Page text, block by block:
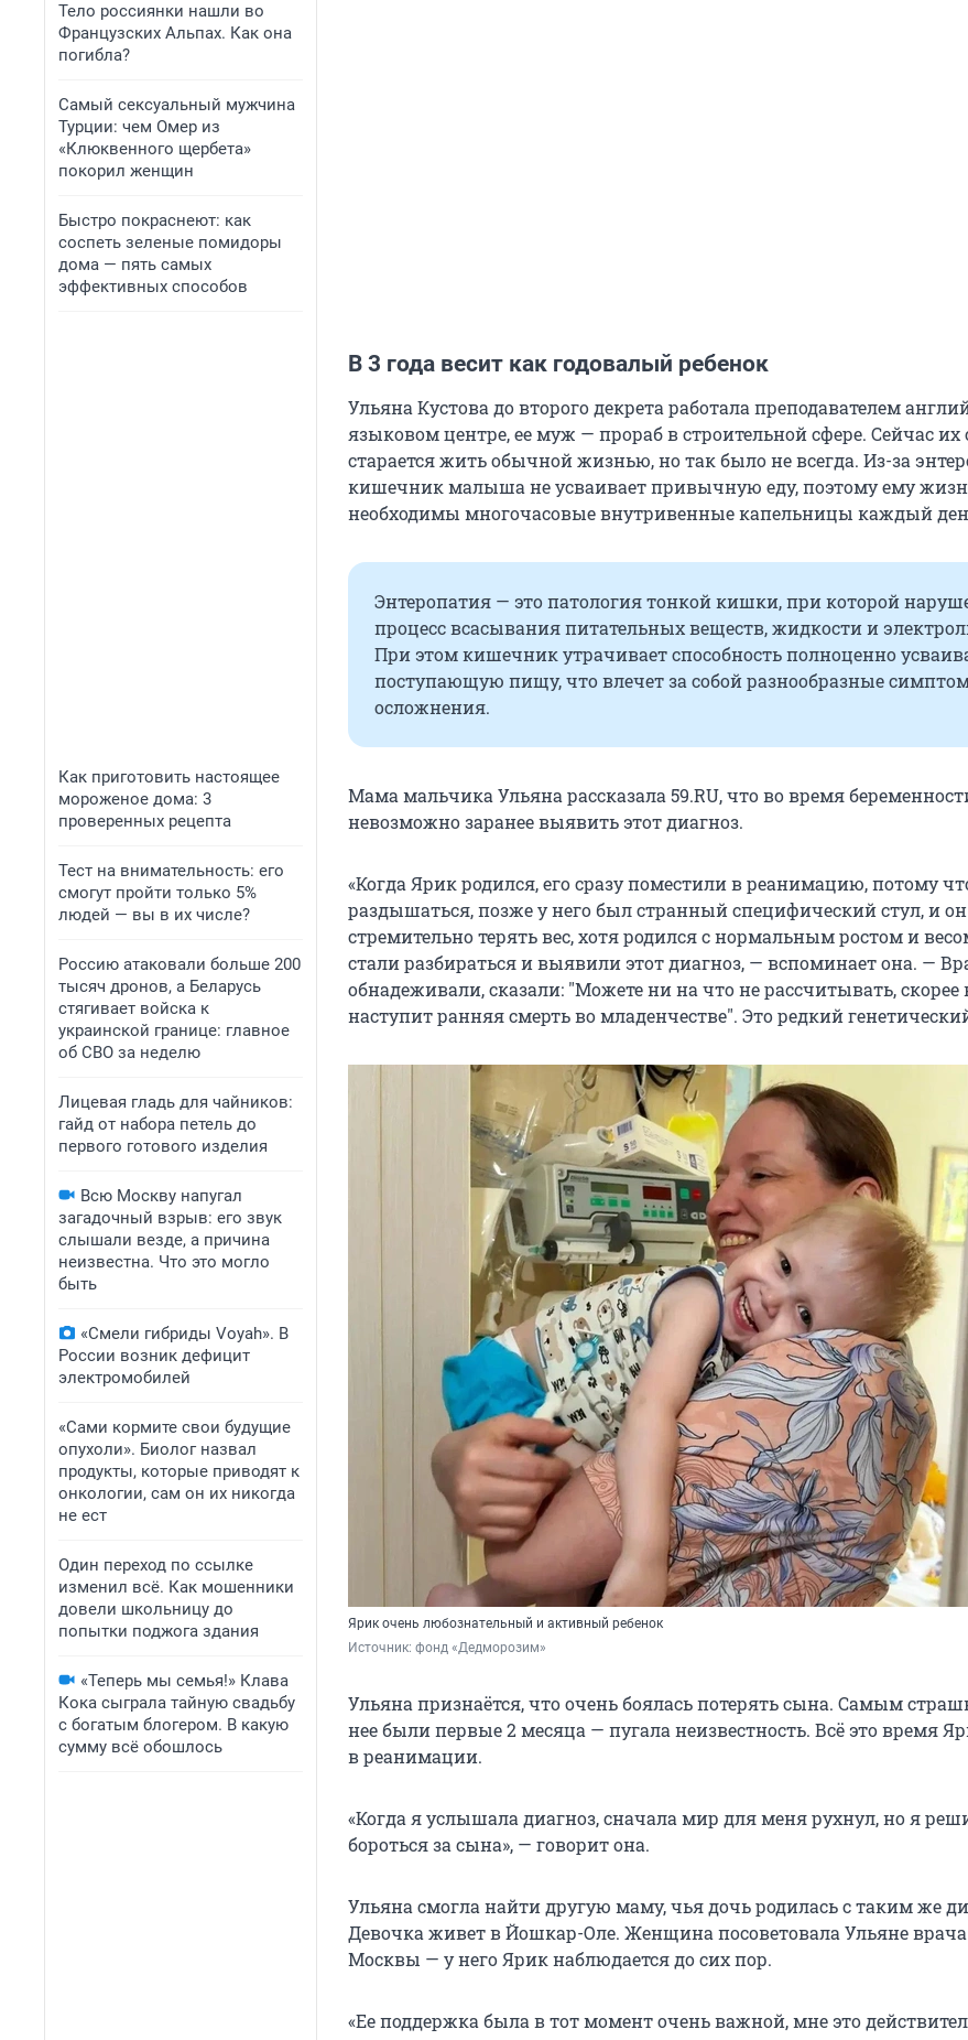
Тело россиянки нашли во
Французских Альпах. Как она
погибла?
Самый сексуальный мужчина
Турции: чем Омер из
«Клюквенного щербета»
покорил женщин
Быстро покраснеют: как
соспеть зеленые помидоры
дома — пять самых
эффективных способов
Как приготовить настоящее
мороженое дома: 3
проверенных рецепта
Тест на внимательность: его
смогут пройти только 5%
людей — вы в их числе?
Россию атаковали больше 200
тысяч дронов, а Беларусь
стягивает войска к
украинской границе: главное
об СВО за неделю
Лицевая гладь для чайников:
гайд от набора петель до
первого готового изделия
Всю Москву напугал
загадочный взрыв: его звук
слышали везде, а причина
неизвестна. Что это могло
быть
«Смели гибриды Voyah». В
России возник дефицит
электромобилей
«Сами кормите свои будущие
опухоли». Биолог назвал
продукты, которые приводят к
онкологии, сам он их никогда
не ест
Один переход по ссылке
изменил всё. Как мошенники
довели школьницу до
попытки поджога здания
«Теперь мы семья!» Клава
Кока сыграла тайную свадьбу
с богатым блогером. В какую
сумму всё обошлось
В 3 года весит как годовалый ребенок
Ульяна Кустова до второго декрета работала преподавателем
языковом центре, ее муж — прораб в строительной сфере. Сейчас
старается жить обычной жизнью, но так было не всегда. Из-за
кишечник малыша не усваивает привычную еду, поэтому ему
необходимы многочасовые внутривенные капельницы каждый
Энтеропатия — это патология тонкой кишки, при которой
процесс всасывания питательных веществ, жидкости и
При этом кишечник утрачивает способность полноценно
поступающую пищу, что влечет за собой разнообразные
осложнения.
Мама мальчика Ульяна рассказала 59.RU, что во время
невозможно заранее выявить этот диагноз.
«Когда Ярик родился, его сразу поместили в реанимацию, потому
раздышаться, позже у него был странный специфический стул, и он
стремительно терять вес, хотя родился с нормальным ростом и
стали разбираться и выявили этот диагноз, — вспоминает она. —
обнадеживали, сказали: "Можете ни на что не рассчитывать, скорее
наступит ранняя смерть во младенчестве". Это редкий
Ярик очень любознательный и активный ребенок
Источник: фонд «Дедморозим»
Ульяна признаётся, что очень боялась потерять сына. Самым
нее были первые 2 месяца — пугала неизвестность. Всё это время
в реанимации.
«Когда я услышала диагноз, сначала мир для меня рухнул, но я
бороться за сына», — говорит она.
Ульяна смогла найти другую маму, чья дочь родилась с таким же
Девочка живет в Йошкар-Оле. Женщина посоветовала Ульяне
Москвы — у него Ярик наблюдается до сих пор.
«Ее поддержка была в тот момент очень важной, мне это